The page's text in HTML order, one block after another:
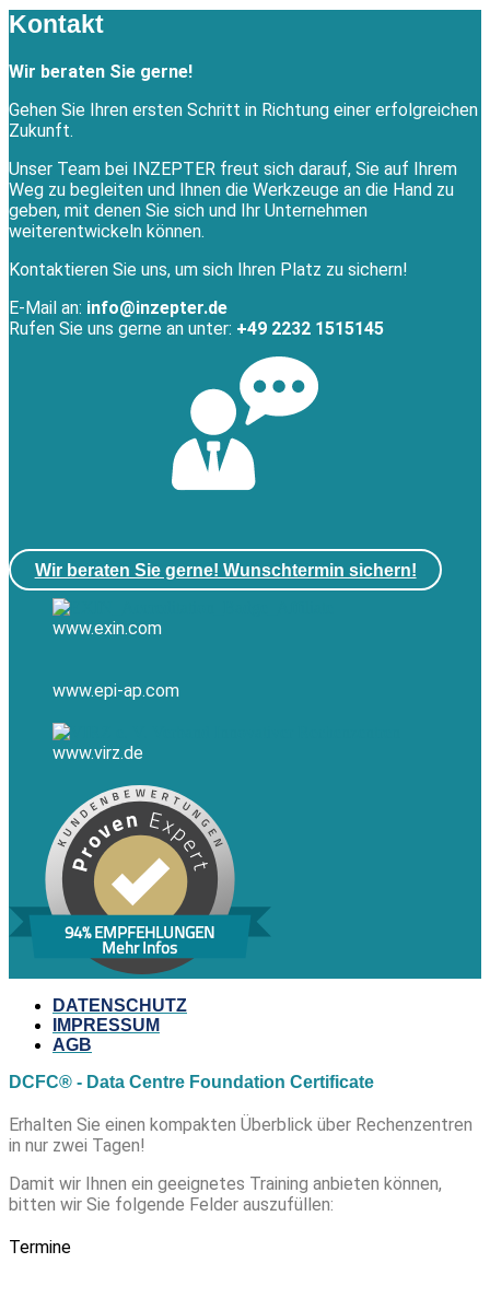
Kontakt
Wir beraten Sie gerne!
Gehen Sie Ihren ersten Schritt in Richtung einer erfolgreichen
Zukunft.
Unser Team bei INZEPTER freut sich darauf, Sie auf Ihrem
Weg zu begleiten und Ihnen die Werkzeuge an die Hand zu
geben, mit denen Sie sich und Ihr Unternehmen
weiterentwickeln können.
Kontaktieren Sie uns, um sich Ihren Platz zu sichern!
E-Mail an: info@inzepter.de
Rufen Sie uns gerne an unter: +49 2232 1515145
Wir beraten Sie gerne! Wunschtermin sichern!
www.exin.com
www.epi-ap.com
www.virz.de
94% EMPFEHLUNGEN
Mehr Infos
DATENSCHUTZ
IMPRESSUM
AGB
DCFC® - Data Centre Foundation Certificate
Erhalten Sie einen kompakten Überblick über Rechenzentren
in nur zwei Tagen!
Damit wir Ihnen ein geeignetes Training anbieten können,
bitten wir Sie folgende Felder auszufüllen:
Termine